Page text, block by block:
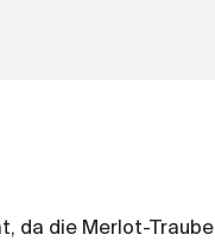
da die Merlot-Traube